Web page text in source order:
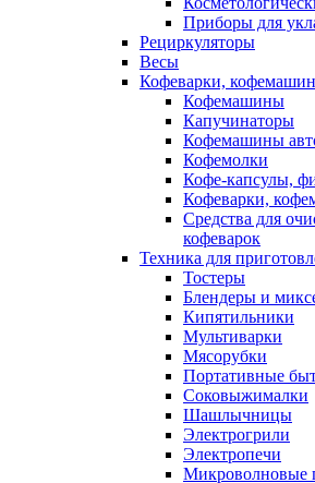
Приборы для
Рециркуляторы
Весы
Кофеварки,
Кофемашины
Капучинаторы
Кофемашины
Кофемолки
Кофе-капсулы,
Кофеварки,
Средства для
кофеварок
Техника для
Тостеры
Блендеры и
Кипятильники
Мультиварки
Мясорубки
Портативные
Соковыжималки
Шашлычницы
Электрогрили
Электропечи
Микроволновые